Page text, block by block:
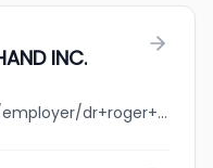
INC.
jobbank.gc.ca/browsejobs/employer/dr+roger+marchand+inc./ca